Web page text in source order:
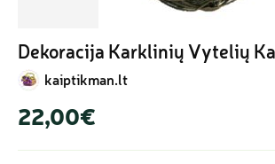
Dekoracija Karklinių Vytelių
kaiptikman.lt
22,00€